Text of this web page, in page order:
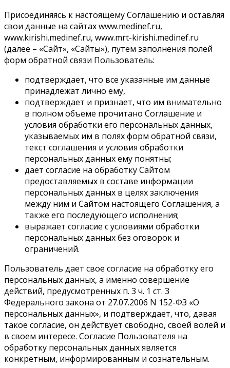
Присоединяясь к настоящему Соглашению и оставляя
свои данные на cайтах www.medinef.ru,
www.kirishi.medinef.ru, www.mrt-kirishi.medinef.ru
(далее – «Сайт», «Сайты»), путем заполнения полей
форм обратной связи Пользователь:
подтверждает, что все указанные им данные
принадлежат лично ему,
подтверждает и признает, что им внимательно
в полном объеме прочитано Соглашение и
условия обработки его персональных данных,
указываемых им в полях форм обратной связи,
текст соглашения и условия обработки
персональных данных ему понятны;
дает согласие на обработку Сайтом
предоставляемых в составе информации
персональных данных в целях заключения
между ним и Сайтом настоящего Соглашения, а
также его последующего исполнения;
выражает согласие с условиями обработки
персональных данных без оговорок и
ограничений.
Пользователь дает свое согласие на обработку его
персональных данных, а именно совершение
действий, предусмотренных п. 3 ч. 1 ст. 3
Федерального закона от 27.07.2006 N 152-ФЗ «О
персональных данных», и подтверждает, что, давая
такое согласие, он действует свободно, своей волей и
в своем интересе. Согласие Пользователя на
обработку персональных данных является
конкретным, информированным и сознательным.